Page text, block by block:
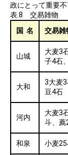
政にとって重要不
表.8 交易雑物
国 名
交易雑
山城
大麦3
子4石
大和
3大麦
豆4石
河内
大麦3
斗、薦
和泉 小麦